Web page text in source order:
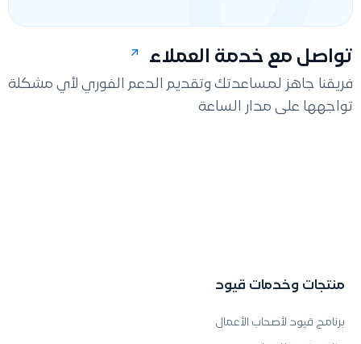
تواصل مع خدمة العملاء
فريقنا جاهز لمساعدتك وتقديم الدعم الفوري لأي مشكلة
تواجهها على مدار الساعة
منتجات وخدمات قيود
برنامج قيود لأصحاب الأعمال